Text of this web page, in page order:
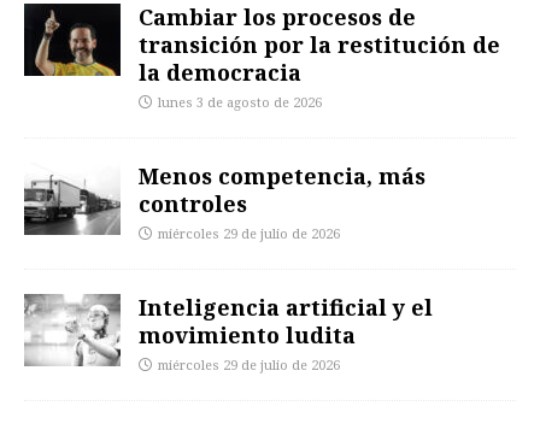
Cambiar los procesos de
transición por la restitución de
la democracia
lunes 3 de agosto de 2026
Menos competencia, más
controles
miércoles 29 de julio de 2026
Inteligencia artificial y el
movimiento ludita
miércoles 29 de julio de 2026